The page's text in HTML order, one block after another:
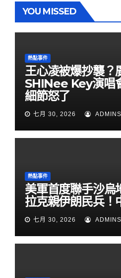
YOU MISSED
熱點事件
王心凌被爆抄襲？
SHINee Key演
細節怒了
七月 30, 2026 ADMINS
熱點事件
美軍首度聯手沙烏
拉克親伊朗民兵！
七月 30, 2026 ADMINS